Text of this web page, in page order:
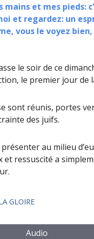
mains et mes pieds:
et regardez: un
vous le voyez
le soir de ce
le premier jour de
sont réunis, portes
des juifs.
au milieu
et ressuscité a
GLOIRE
Audio